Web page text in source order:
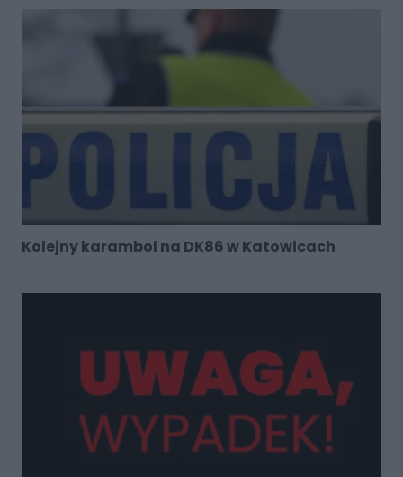
Kolejny karambol na DK86 w Katowicach